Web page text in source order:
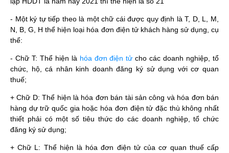
- Một ký tự tiếp theo là một chữ cái được quy định là T, D, L, M,
N, B, G, H thể hiện loại hóa đơn điện tử khách hàng sử dụng, cụ
thể:
- Chữ T: Thể hiện là hóa đơn điện tử cho các doanh nghiệp, tổ
chức, hộ, cá nhân kinh doanh đăng ký sử dụng với cơ quan
thuế;
+ Chữ D: Thể hiện là hóa đơn bán tài sản công và hóa đơn bán
hàng dự trữ quốc gia hoặc hóa đơn điện tử đặc thù không nhất
thiết phải có một số tiêu thức do các doanh nghiệp, tổ chức
đăng ký sử dụng;
+ Chữ L: Thể hiện là hóa đơn điện tử của cơ quan thuế cấp